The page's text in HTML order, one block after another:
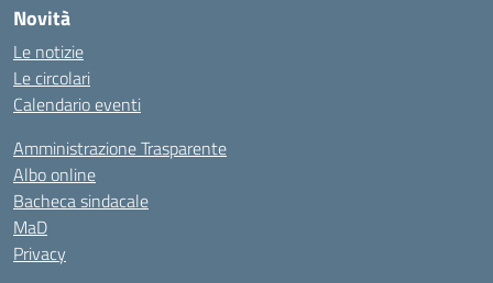
Novità
Le notizie
Le circolari
Calendario eventi
Amministrazione Trasparente
Albo online
Bacheca sindacale
MaD
Privacy